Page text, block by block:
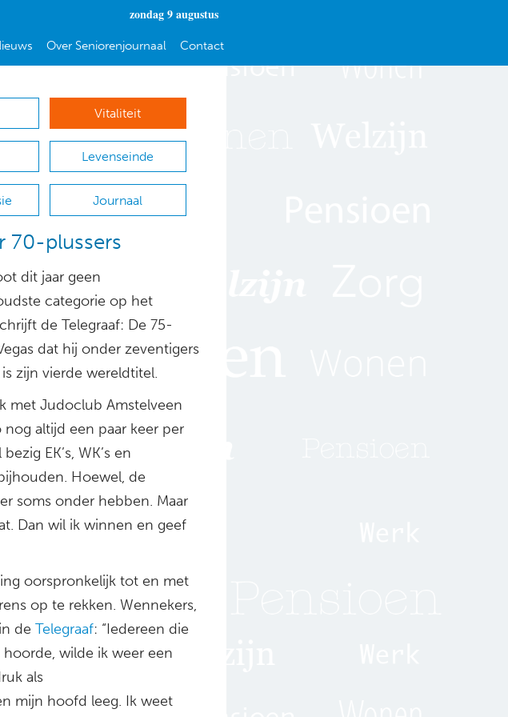
zondag 9 augustus
Over Seniorenjournaal Contact
Vitaliteit
Levenseinde
Journaal
70-plussers
dit jaar geen
categorie op het
de Telegraaf: De 75-
dat hij onder zeventigers
zijn vierde wereldtitel.
met Judoclub Amstelveen
nog altijd een paar keer per
EK’s, WK’s en
Hoewel, de
soms onder hebben. Maar
Dan wil ik winnen en geef
oorspronkelijk tot en met
op te rekken. Wennekers,
de Telegraaf: “Iedereen die
wilde ik weer een
als
mijn hoofd leeg. Ik weet